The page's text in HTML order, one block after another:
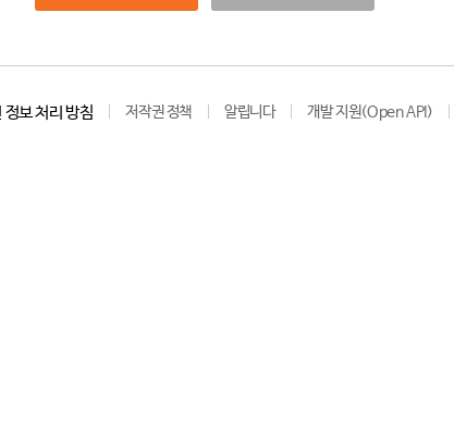
정보 처리 방침 저작권 정책 알립니다 개발 지원(Open API)